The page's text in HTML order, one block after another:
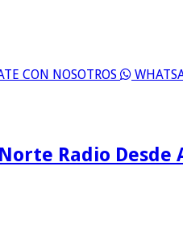
CON NOSOTROS
Radio